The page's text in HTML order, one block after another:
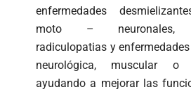
enfermedades
moto – neuronales,
radiculopatias y
neurológica, muscular o
ayudando a mejorar las